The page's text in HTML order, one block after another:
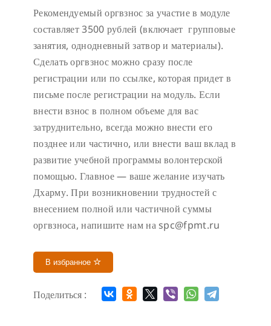
Рекомендуемый оргвзнос за участие в модуле
составляет 3500 рублей (включает групповые
занятия, однодневный затвор и материалы).
Сделать оргвзнос можно сразу после
регистрации или по ссылке, которая придет в
письме после регистрации на модуль. Если
внести взнос в полном объеме для вас
затруднительно, всегда можно внести его
позднее или частично, или внести ваш вклад в
развитие учебной программы волонтерской
помощью. Главное — ваше желание изучать
Дхарму. При возникновении трудностей с
внесением полной или частичной суммы
оргвзноса, напишите нам на spc@fpmt.ru
В избранное
Поделиться :